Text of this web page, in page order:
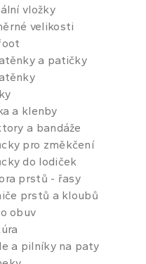
vložky
velikosti
a patičky
a klenby
a bandáže
pro změkčení
do lodiček
prstů - řasy
prstů a kloubů
obuv
a pilníky na paty